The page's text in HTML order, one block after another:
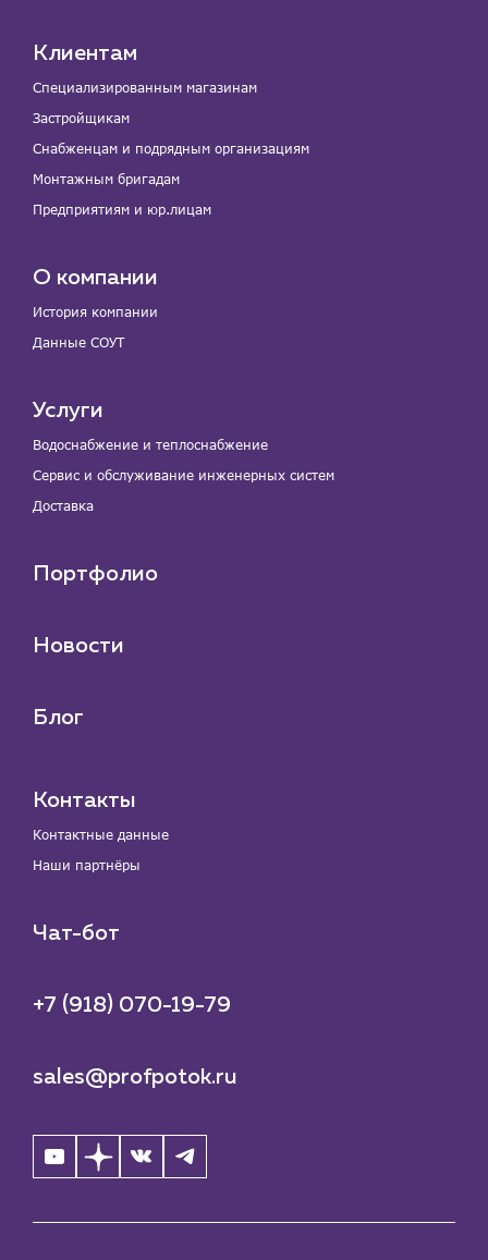
Клиентам
Специализированным магазинам
Застройщикам
Снабженцам и подрядным организациям
Монтажным бригадам
Предприятиям и юр.лицам
О компании
История компании
Данные СОУТ
Услуги
Водоснабжение и теплоснабжение
Сервис и обслуживание инженерных систем
Доставка
Портфолио
Новости
Блог
Контакты
Контактные данные
Наши партнёры
Чат-бот
+7 (918) 070-19-79
sales@profpotok.ru